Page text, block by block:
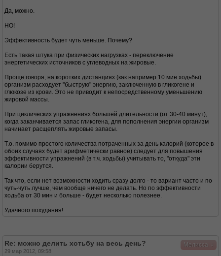
Да, можно.
НО!
Эффективность будет чуть меньше. Почему?
Есть такая штука при физических нагрузках - переключение
энергетических источников с углеводных на жировые.
Проще говоря, на коротких дистанциях (как например 10 мин ходьбы)
организм расходует "быструю" энергию, заключенную в гликогене и
глюкозе из крови. Это не приводит к непосредственному уменьшению
жировой массы.
При циклических упражнениях большей длительности (от 30-40 минут),
когда заканчивается запас гликогена, для пополнения энергии организм
начинает расщеплять жировые запасы.
Т.о. помимо простого количества потраченных за день калорий (которое в
обоих случаях будет арифметически равное) следует для повышения
эффективности упражнений (в т.ч. ходьбы) учитывать то, "откуда" эти
калории берутся.
Так что, если нет возможности ходить сразу долго - то вариант часто и по
чуть-чуть лучше, чем вообще ничего не делать. Но по эффективности
ходьба от 30 мин и больше - будет несколько полезнее.
Удачного похудания!
Мелисса
Re: можно делить хотьбу на весь день?
29 мар 2012, 09:58